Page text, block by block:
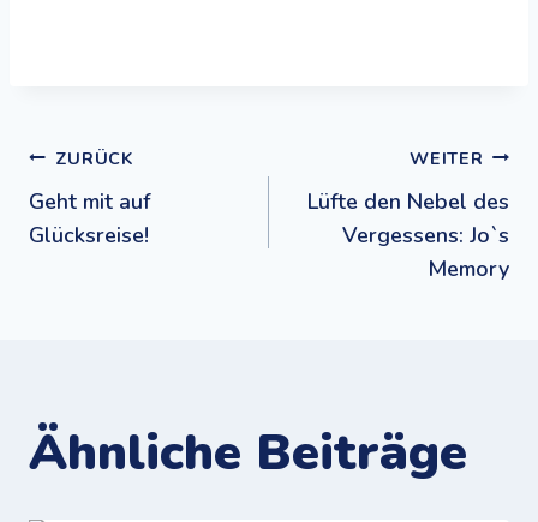
Beitragsnavigation
ZURÜCK
Geht mit auf
Glücksreise!
WEITER
Lüfte den Nebel des
Vergessens: Jo`s
Memory
Ähnliche Beiträge